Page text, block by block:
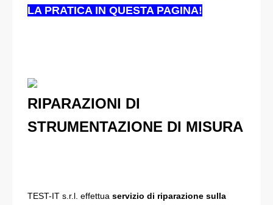
LA PRATICA IN QUESTA PAGINA!
RIPARAZIONI DI
STRUMENTAZIONE DI MISURA
TEST-IT s.r.l. effettua servizio di riparazione sulla